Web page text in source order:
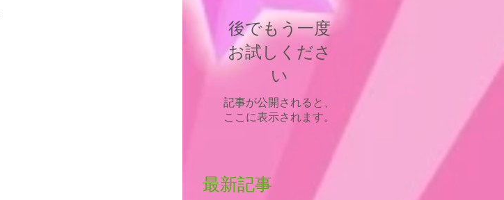
後でもう一度
お試しくださ
い
記事が公開されると、
ここに表示されます。
最新記事